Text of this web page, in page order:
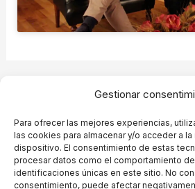
Gestionar
Para ofrecer las mejores experiencias,
las cookies para almacenar y/o acceder a
dispositivo. El consentimiento de estas
procesar datos como el comportamiento
identificaciones únicas en este sitio. No
consentimiento, puede afectar
Grupo de Ingeniería de
Escuela Técnica Superior de Ingenieros de